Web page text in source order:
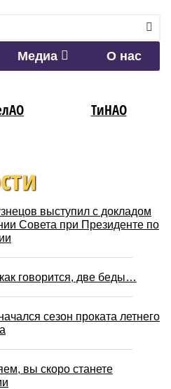
Медиа О нас
ТиНАО
выступил с докладом
Совета при Президенте по
говорится, две беды…
сезон проката летнего
вы скоро станете